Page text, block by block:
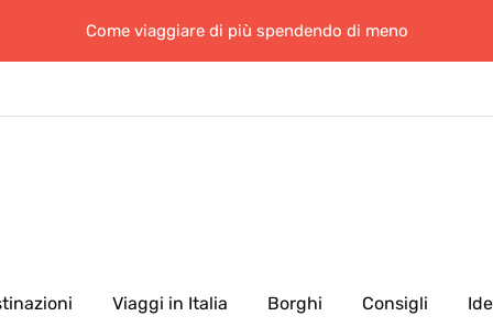
Come viaggiare di più spendendo di meno
Viaggi in Italia Borghi Consigli